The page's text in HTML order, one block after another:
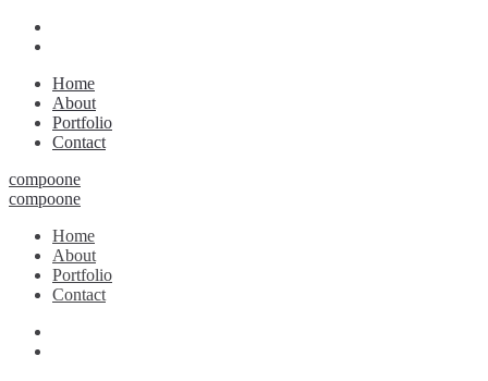
Home
About
Portfolio
Contact
compoone
compoone
Home
About
Portfolio
Contact